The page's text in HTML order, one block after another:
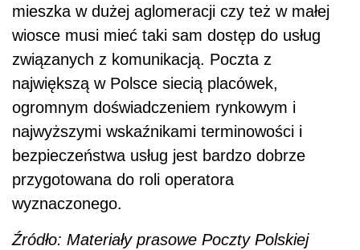
mieszka w dużej aglomeracji czy też w małej
wiosce musi mieć taki sam dostęp do usług
związanych z komunikacją. Poczta z
największą w Polsce siecią placówek,
ogromnym doświadczeniem rynkowym i
najwyższymi wskaźnikami terminowości i
bezpieczeństwa usług jest bardzo dobrze
przygotowana do roli operatora
wyznaczonego.
Źródło: Materiały prasowe Poczty Polskiej